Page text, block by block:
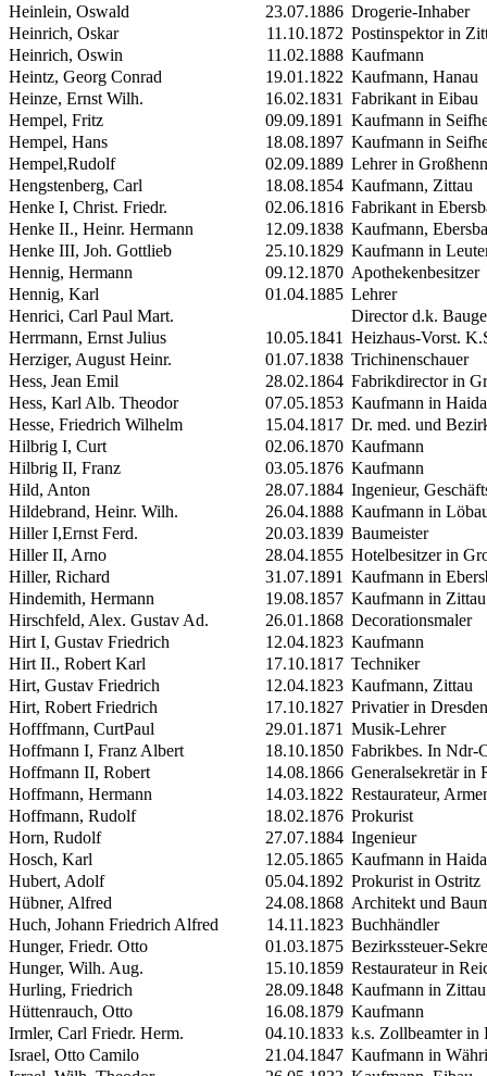
Heinlein, Oswald
23.07.1886 Drogerie-Inhaber
Heinrich, Oskar
11.10.1872 Postinspektor in
Heinrich, Oswin
11.02.1888 Kaufmann
Heintz, Georg Conrad
19.01.1822 Kaufmann, Hanau
Heinze, Ernst Wilh.
16.02.1831 Fabrikant in Eibau
Hempel, Fritz
09.09.1891 Kaufmann in
Hempel, Hans
18.08.1897 Kaufmann in
Hempel,Rudolf
02.09.1889 Lehrer in
Hengstenberg, Carl
18.08.1854 Kaufmann, Zittau
Henke I, Christ. Friedr.
02.06.1816 Fabrikant in
Henke II., Heinr. Hermann 12.09.1838 Kaufmann,
Henke III, Joh. Gottlieb 25.10.1829 Kaufmann in
Hennig, Hermann
09.12.1870 Apothekenbesitzer
Hennig, Karl
01.04.1885 Lehrer
Henrici, Carl Paul Mart.
Director d.k.
Herrmann, Ernst Julius
10.05.1841 Heizhaus-Vorst.
Herziger, August Heinr.
01.07.1838 Trichinenschauer
Hess, Jean Emil
28.02.1864 Fabrikdirector in
Hess, Karl Alb. Theodor
07.05.1853 Kaufmann in Haida
Hesse, Friedrich Wilhelm
15.04.1817 Dr. med. und
Hilbrig I, Curt 02.06.1870 Kaufmann
Hilbrig II, Franz 03.05.1876 Kaufmann
Hild, Anton
28.07.1884 Ingenieur,
Hildebrand, Heinr. Wilh.
26.04.1888 Kaufmann in
Hiller I,Ernst Ferd.
20.03.1839 Baumeister
HillerII, Arno 28.04.1855 Hotelbesitzer in
Hiller, Richard
31.07.1891 Kaufmann in
Hindemith, Hermann
19.08.1857 Kaufmann in Zittau
Hirschfeld, Alex. Gustav Ad.
26.01.1868 Decorationsmaler
Hirt I, Gustav Friedrich 12.04.1823 Kaufmann
Hirt II., Robert Karl 17.10.1817 Techniker
Hirt, Gustav Friedrich
12.04.1823 Kaufmann, Zittau
Hirt, Robert Friedrich
17.10.1827 Privatier in Dresden
Hofffmann, CurtPaul
29.01.1871 Musik-Lehrer
Hoffmann I, Franz Albert 18.10.1850 Fabrikbes. In Ndr-
Hoffmann II, Robert 14.08.1866 Generalsekretär in
Hoffmann, Hermann
14.03.1822 Restaurateur,
Hoffmann, Rudolf
18.02.1876 Prokurist
Horn, Rudolf
27.07.1884 Ingenieur
Hosch, Karl
12.05.1865 Kaufmann in Haida
Hubert, Adolf
05.04.1892 Prokurist in Ostritz
Hübner, Alfred
24.08.1868 Architekt und
Huch, Johann Friedrich Alfred
14.11.1823 Buchhändler
Hunger, Friedr. Otto
01.03.1875 Bezirkssteuer-
Hunger, Wilh. Aug.
15.10.1859 Restaurateur in
Hurling, Friedrich
28.09.1848 Kaufmann in Zittau
Hüttenrauch, Otto
16.08.1879 Kaufmann
Irmler, Carl Friedr. Herm.
04.10.1833 k.s. Zollbeamter in
Israel, Otto Camilo
21.04.1847 Kaufmann in